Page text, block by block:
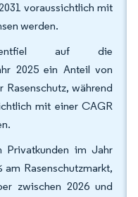
voraussichtlich mit
werden.
entfiel auf die
2025 ein Anteil von
Rasenschutz, während
mit einer CAGR
Privatkunden im Jahr
am Rasenschutzmarkt,
zwischen 2026 und